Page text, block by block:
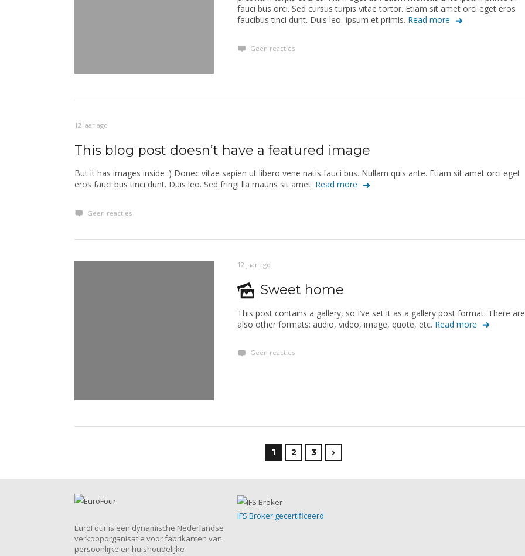
fauci bus orci. Sed cursus turpis vitae tortor. Etiam sit amet orci eget eros
faucibus tinci dunt. Duis leo ipsum et primis. Read more
Geen reacties
12 jaar ago
This blog post doesn’t have a featured image
But it has images inside :) Donec vitae sapien ut libero vene natis fauci bus. Nullam quis ante. Etiam sit amet orci eget
eros fauci bus tinci dunt. Duis leo. Sed fringi lla mauris sit amet. Read more
Geen reacties
12 jaar ago
Sweet home
This post contains a gallery, so I’ve set it as a gallery post format. There are
also other formats: audio, video, image, quote, etc. Read more
Geen reacties
1 2 3
EuroFour is een dynamische Nederlandse
verkooporganisatie voor fabrikanten van
persoonlijke en huishoudelijke
IFS Broker gecertificeerd